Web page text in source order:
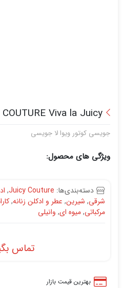
Viva la Juicy
جویسی کوتور ویوا لا جویسی
ویژگی های محصول:
دسته‌بندی‌ها: Juicy Couture
,
شرقی, شیرین, عطر و ادکلن زنانه,
مرکباتی,میوه ای, وانیلی
تماس
بهترین قیمت بازار